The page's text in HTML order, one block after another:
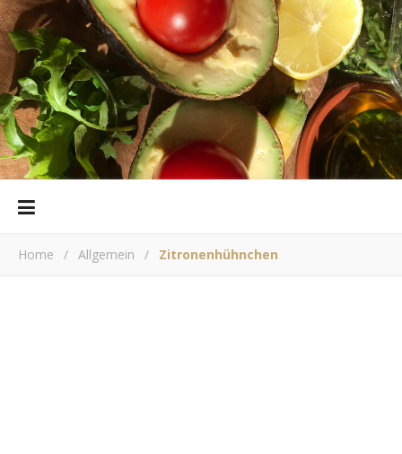
Home / Allgemein / Zitronenhühnchen